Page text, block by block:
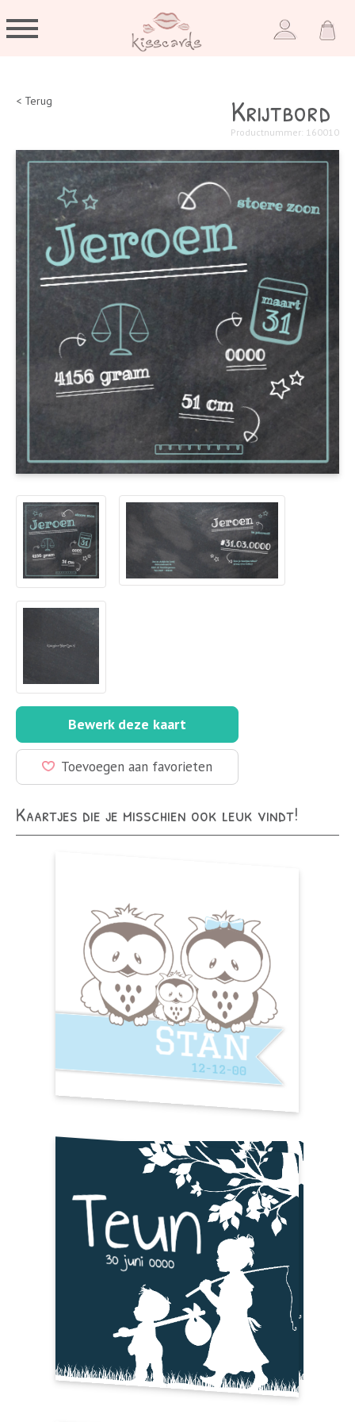
< Terug Krijtbord
Productnummer: 160010
Bewerk deze kaart
Toevoegen aan favorieten
Kaartjes die je misschien ook leuk vindt!